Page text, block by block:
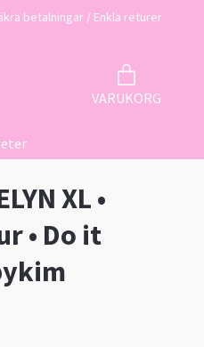
betalningar / Enkla returer
VARUKORG
XL •
• Do it